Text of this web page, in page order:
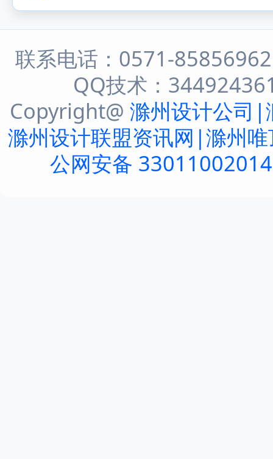
联系电话：0571-
QQ技术：
Copyright@ 滁州设计公司|
滁州设计联盟资讯网|滁州
公网安备